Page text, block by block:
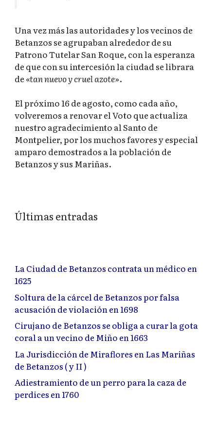
Una vez más las autoridades y los vecinos de
Betanzos se agrupaban alrededor de su
Patrono Tutelar San Roque, con la esperanza
de que con su intercesión la ciudad se librara
de«tan nuevo y cruel azote».
El próximo 16 de agosto, como cada año,
volveremos a renovar el Voto que actualiza
nuestro agradecimiento al Santo de
Montpelier, por los muchos favores y especial
amparo demostrados a la población de
Betanzos y sus Mariñas.
Últimas entradas
La Ciudad de Betanzos contrata un médico en
1625
Soltura de la cárcel de Betanzos por falsa
acusación de violación en 1698
Cirujano de Betanzos se obliga a curar la gota
coral a un vecino de Miño en 1663
La Jurisdicción de Miraflores en Las Mariñas
de Betanzos ( y II )
Adiestramiento de un perro para la caza de
perdices en 1760